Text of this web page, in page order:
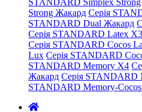
STANDARD Simplex Strong
Strong Жакард Серія
STANDARD Dual Жакард
Серія STANDARD Latex X3
Серія STANDARD Cocos
Lux Серія STANDARD
STANDARD Memory X4
Жакард Серія STANDARD
STANDARD Memory-